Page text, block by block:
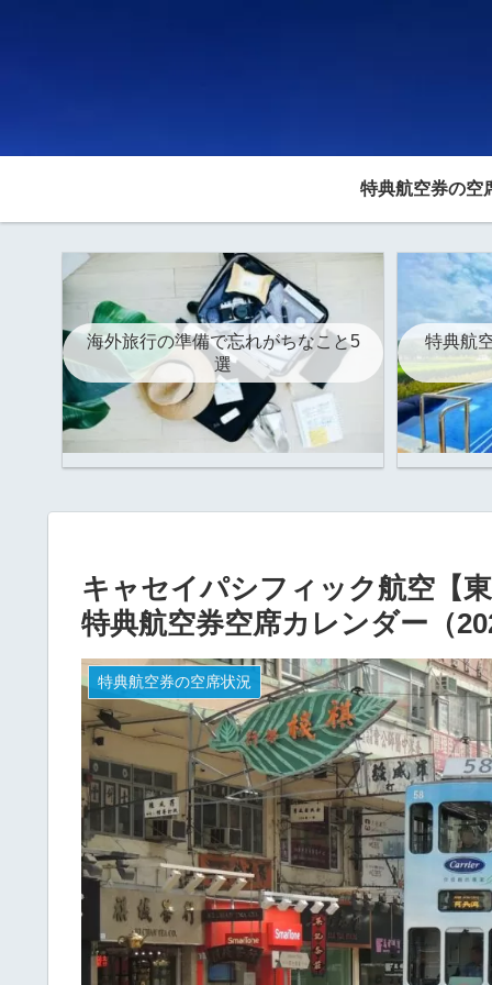
特典航空券の空
海外旅行の準備で忘れがちなこと5
選
特典航
キャセイパシフィック航空【
特典航空券空席カレンダー（
特典航空券の空席状況